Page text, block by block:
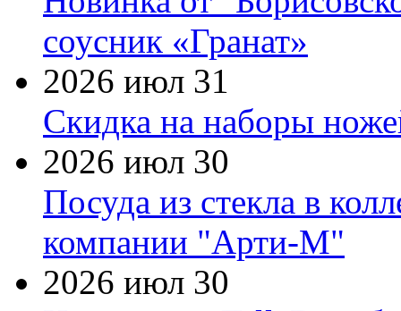
соусник «Гранат»
2026 июл 31
Скидка на наборы
2026 июл 30
Посуда из стекла в
компании "Арти-М"
2026 июл 30